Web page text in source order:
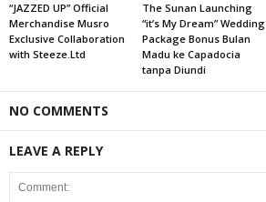
“JAZZED UP” Official
Merchandise Musro
Exclusive Collaboration
with Steeze.Ltd
The Sunan Launching
“it’s My Dream” Wedding
Package Bonus Bulan
Madu ke Capadocia
tanpa Diundi
NO COMMENTS
LEAVE A REPLY